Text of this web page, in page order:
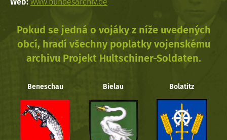
Pokud se jedná o vojáky z níže uvedených
obcí, hradí všechny poplatky vojenskému
archivu Projekt Hultschiner-Soldaten.
Beneschau Bielau Bolatitz